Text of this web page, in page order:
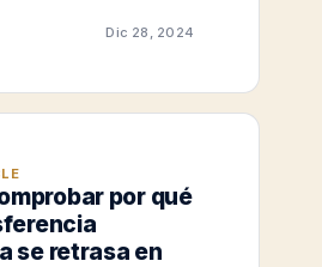
Dic 28, 2024
por qué
se retrasa en